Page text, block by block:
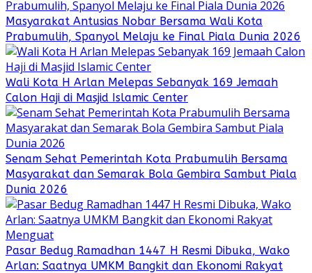
Masyarakat Antusias Nobar Bersama Wali Kota
Prabumulih, Spanyol Melaju ke Final Piala Dunia 2026
Wali Kota H Arlan Melepas Sebanyak 169 Jemaah
Calon Haji di Masjid Islamic Center
Senam Sehat Pemerintah Kota Prabumulih Bersama
Masyarakat dan Semarak Bola Gembira Sambut Piala
Dunia 2026
Pasar Bedug Ramadhan 1447 H Resmi Dibuka, Wako
Arlan: Saatnya UMKM Bangkit dan Ekonomi Rakyat